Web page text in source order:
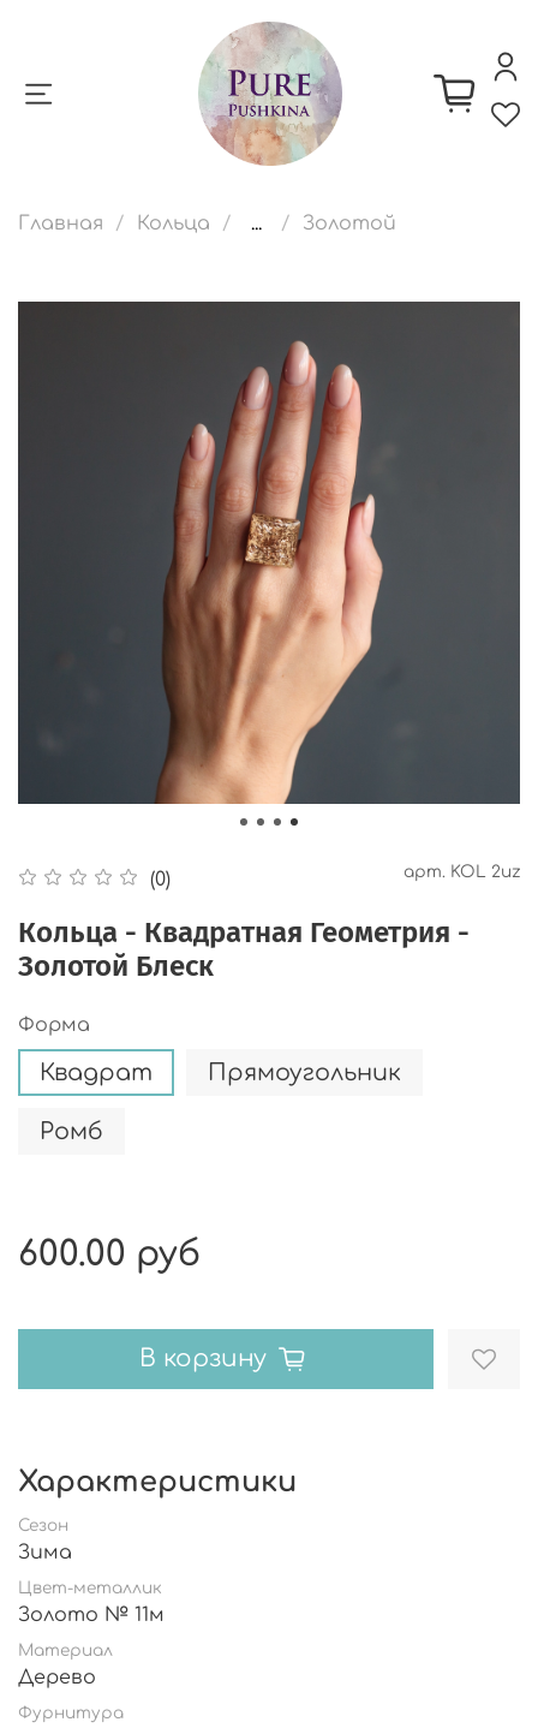
Главная Кольца ... Золотой
(0) арт. KOL 2uz
Кольца - Квадратная Геометрия -
Золотой Блеск
Форма
Квадрат Прямоугольник
Ромб
600.00 руб
В корзину
Характеристики
Сезон
Зима
Цвет-металлик
Золото № 11м
Материал
Дерево
Фурнитура